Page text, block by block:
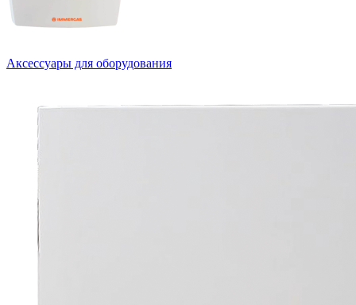
Аксессуары для оборудования